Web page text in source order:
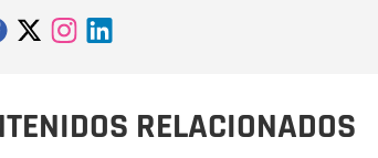
RELACIONADOS